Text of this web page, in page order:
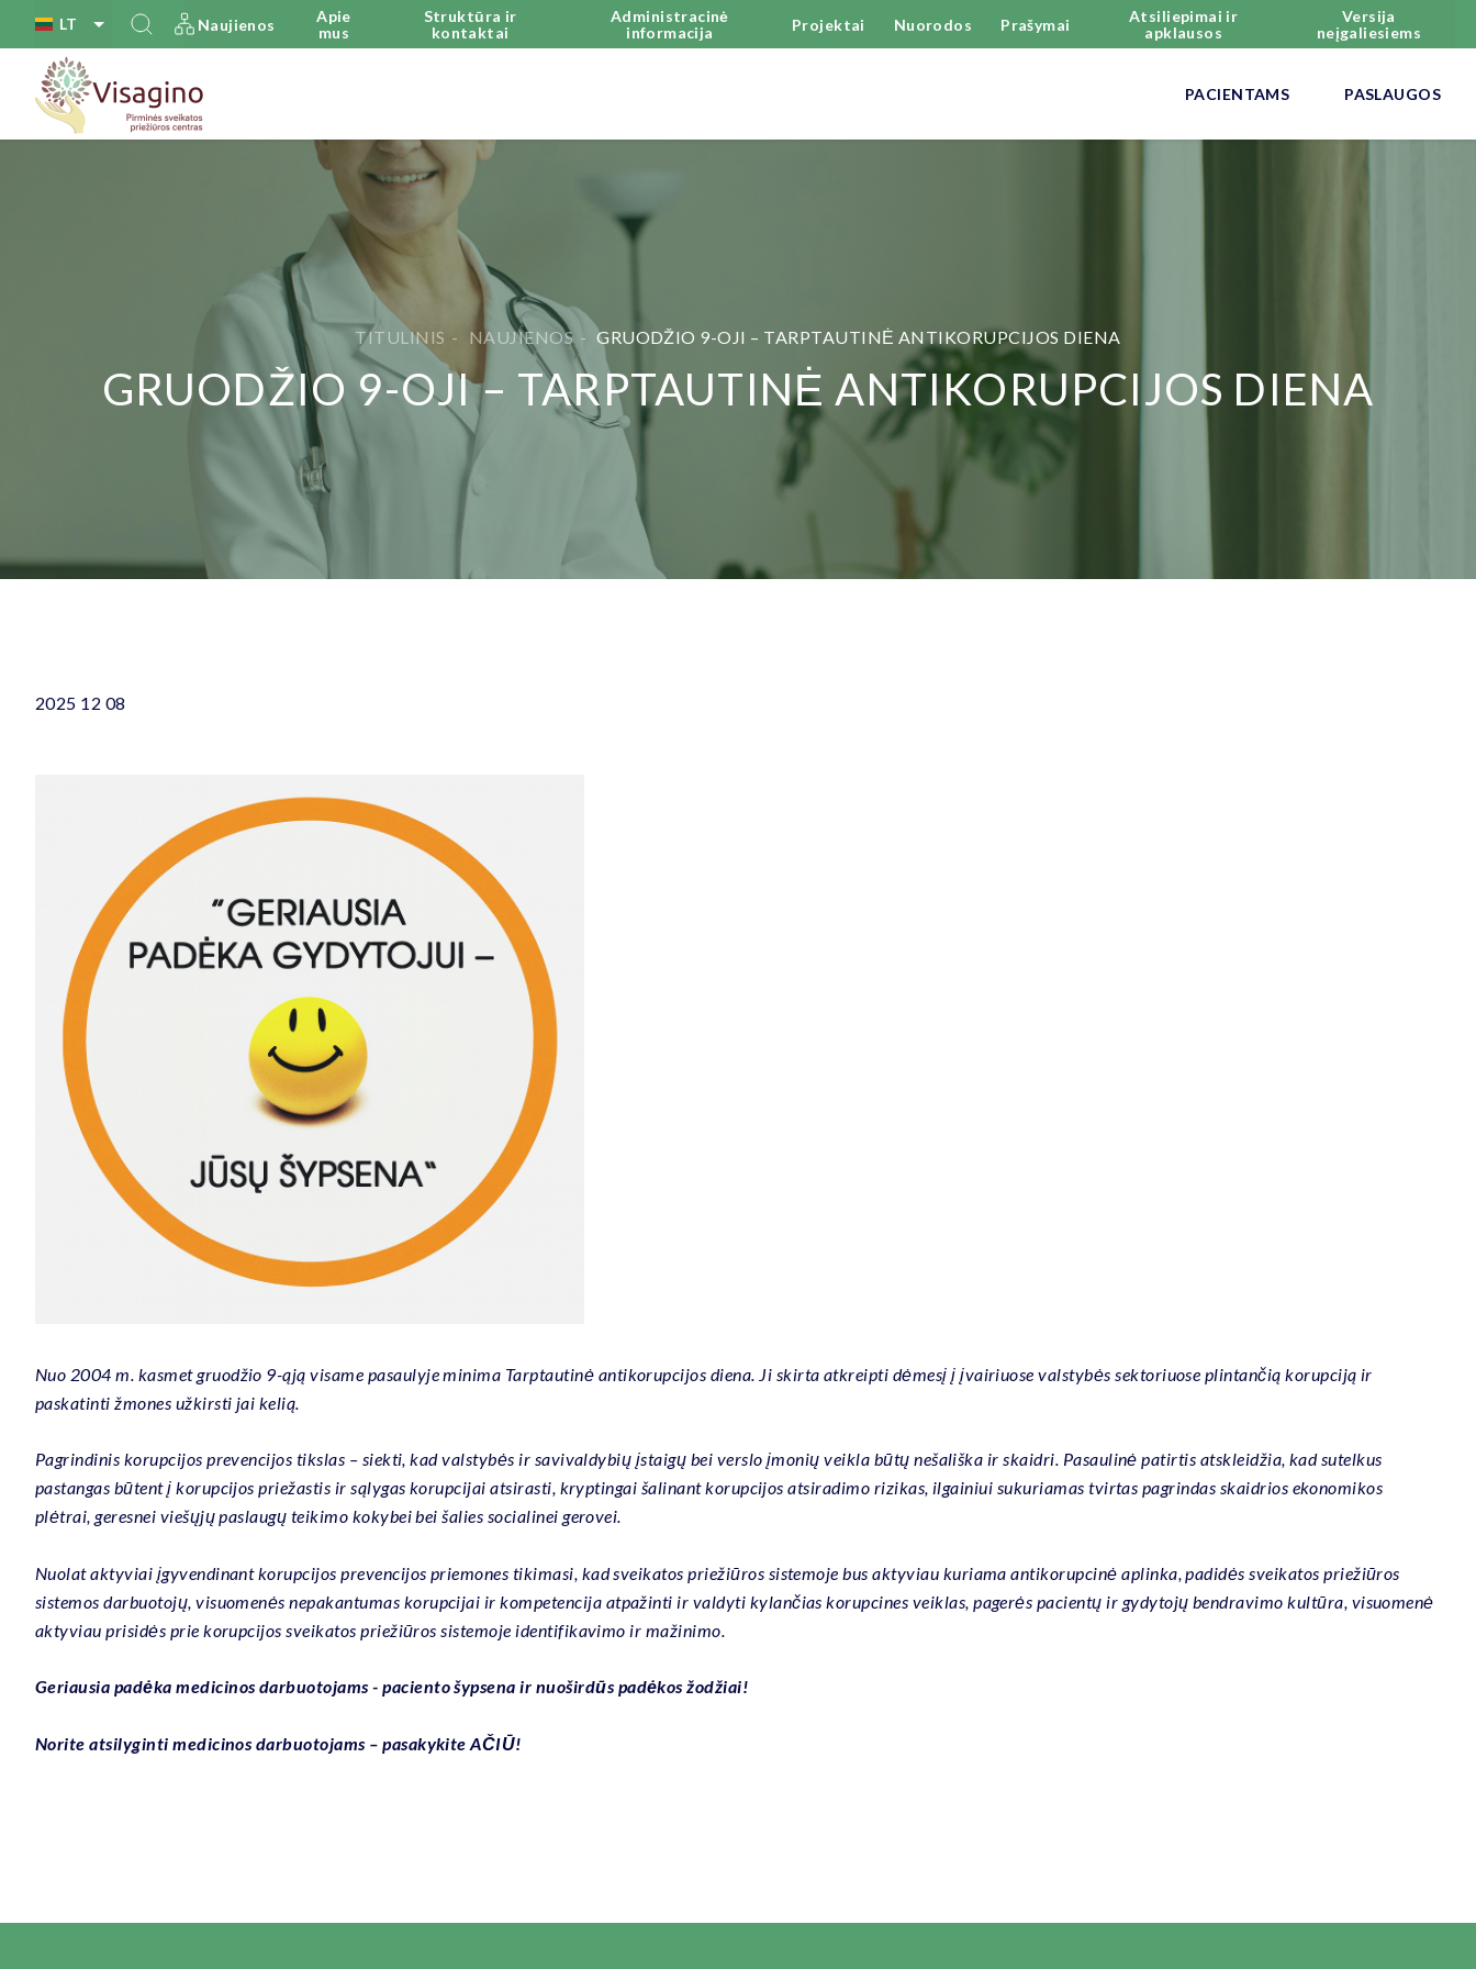
LT Naujienos
Apie
mus
Struktūra ir
kontaktai
Administracinė
informacija
Projektai Nuorodos Prašymai
Atsiliepimai ir
apklausos
Versija
neįgaliesiems
PACIENTAMS PASLAUGOS
TITULINIS NAUJIENOS GRUODŽIO 9-OJI – TARPTAUTINĖ ANTIKORUPCIJOS DIENA
GRUODŽIO 9-OJI – TARPTAUTINĖ ANTIKORUPCIJOS DIENA
2025 12 08
Nuo 2004 m. kasmet gruodžio 9-ąją visame pasaulyje minima Tarptautinė antikorupcijos diena. Ji skirta atkreipti dėmesį į įvairiuose valstybės sektoriuose plintančią korupciją ir
paskatinti žmones užkirsti jai kelią.
Pagrindinis korupcijos prevencijos tikslas – siekti, kad valstybės ir savivaldybių įstaigų bei verslo įmonių veikla būtų nešališka ir skaidri. Pasaulinė patirtis atskleidžia, kad sutelkus
pastangas būtent į korupcijos priežastis ir sąlygas korupcijai atsirasti, kryptingai šalinant korupcijos atsiradimo rizikas, ilgainiui sukuriamas tvirtas pagrindas skaidrios ekonomikos
plėtrai, geresnei viešųjų paslaugų teikimo kokybei bei šalies socialinei gerovei.
Nuolat aktyviai įgyvendinant korupcijos prevencijos priemones tikimasi, kad sveikatos priežiūros sistemoje bus aktyviau kuriama antikorupcinė aplinka, padidės sveikatos priežiūros
sistemos darbuotojų, visuomenės nepakantumas korupcijai ir kompetencija atpažinti ir valdyti kylančias korupcines veiklas, pagerės pacientų ir gydytojų bendravimo kultūra, visuomenė
aktyviau prisidės prie korupcijos sveikatos priežiūros sistemoje identifikavimo ir mažinimo.
Geriausia padėka medicinos darbuotojams - paciento šypsena ir nuoširdūs padėkos žodžiai!
Norite atsilyginti medicinos darbuotojams – pasakykite AČIŪ!